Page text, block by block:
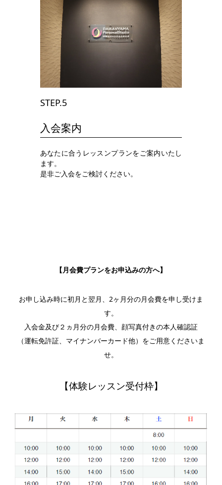
STEP.5
入会案内
あなたに合うレッスンプランをご案内いたし
ます。
是非ご入会をご検討ください。
【月会費プランをお申込みの方へ】
お申し込み時に初月と翌月、2ヶ月分の月会費を申し受けま
す。
入会金及び２ヵ月分の月会費、顔写真付きの本人確認証
（運転免許証、マイナンバーカード他）をご用意くださいま
せ。
【体験レッスン受付枠】